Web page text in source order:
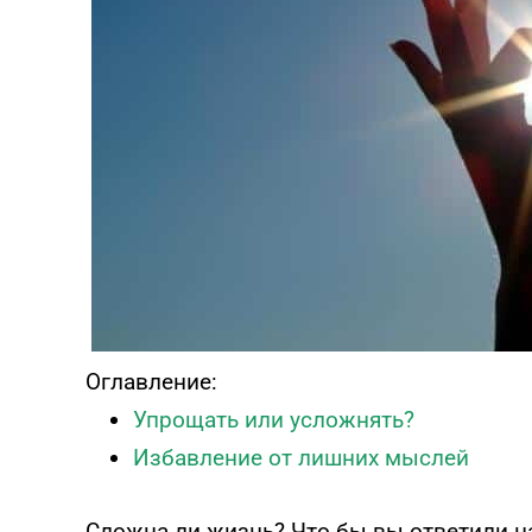
Оглавление:
Упрощать или усложнять?
Избавление от лишних мыслей
Тест эмоционального
Онлайн диагностика синдрома